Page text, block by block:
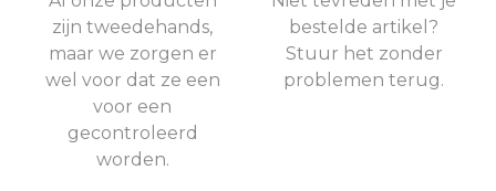
zijn tweedehands,
maar we zorgen er
wel voor dat ze een
voor een
gecontroleerd
worden.
bestelde artikel?
Stuur het zonder
problemen terug.